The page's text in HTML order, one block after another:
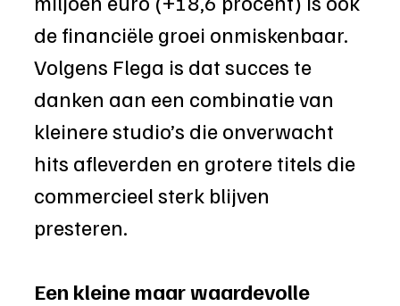
de financiële groei onmiskenbaar.
Volgens Flega is dat succes te
danken aan een combinatie van
kleinere studio’s die onverwacht
hits afleverden en grotere titels die
commercieel sterk blijven
presteren.
Een kleine maar waardevolle